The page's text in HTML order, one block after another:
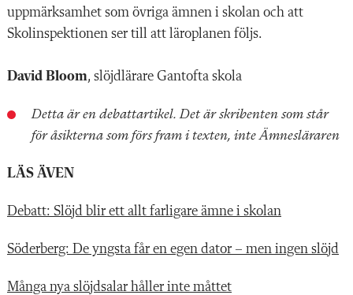
uppmärksamhet som övriga ämnen i skolan och att
Skolinspektionen ser till att läroplanen följs.
David Bloom, slöjdlärare Gantofta skola
Detta är en debattartikel. Det är skribenten som står
för åsikterna som förs fram i texten, inte Ämnesläraren
LÄS ÄVEN
Debatt: Slöjd blir ett allt farligare ämne i skolan
Söderberg: De yngsta får en egen dator – men ingen slöjd
Många nya slöjdsalar håller inte måttet